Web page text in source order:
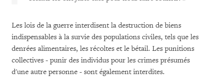
Les lois de la guerre interdisent la destruction de biens
indispensables à la survie des populations civiles, tels que les
denrées alimentaires, les récoltes et le bétail. Les punitions
collectives - punir des individus pour les crimes présumés
d'une autre personne - sont également interdites.